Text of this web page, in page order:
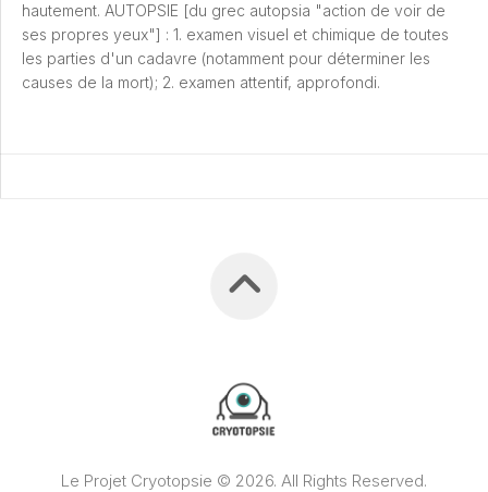
hautement. AUTOPSIE [du grec autopsia "action de voir de
ses propres yeux"] : 1. examen visuel et chimique de toutes
les parties d'un cadavre (notamment pour déterminer les
causes de la mort); 2. examen attentif, approfondi.
Le Projet Cryotopsie © 2026. All Rights Reserved.